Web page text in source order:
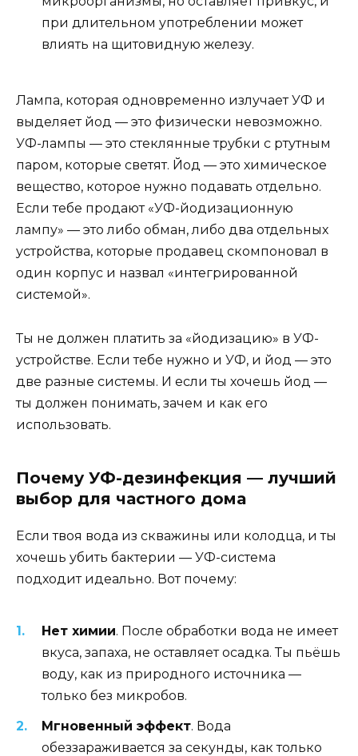
при длительном употреблении может
влиять на щитовидную железу.
Лампа, которая одновременно излучает УФ и
выделяет йод — это физически невозможно.
УФ-лампы — это стеклянные трубки с ртутным
паром, которые светят. Йод — это химическое
вещество, которое нужно подавать отдельно.
Если тебе продают «УФ-йодизационную
лампу» — это либо обман, либо два отдельных
устройства, которые продавец скомпоновал в
один корпус и назвал «интегрированной
системой».
Ты не должен платить за «йодизацию» в УФ-
устройстве. Если тебе нужно и УФ, и йод — это
две разные системы. И если ты хочешь йод —
ты должен понимать, зачем и как его
использовать.
Почему УФ-дезинфекция — лучший
выбор для частного дома
Если твоя вода из скважины или колодца, и ты
хочешь убить бактерии — УФ-система
подходит идеально. Вот почему:
Нет химии. После обработки вода не имеет
вкуса, запаха, не оставляет осадка. Ты пьёшь
воду, как из природного источника —
только без микробов.
Мгновенный эффект. Вода
обеззараживается за секунды, как только